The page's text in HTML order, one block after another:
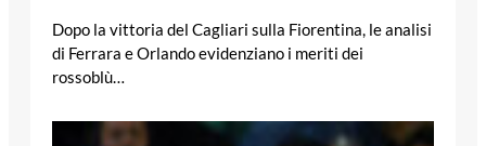
Dopo la vittoria del Cagliari sulla Fiorentina, le analisi
di Ferrara e Orlando evidenziano i meriti dei
rossoblù…